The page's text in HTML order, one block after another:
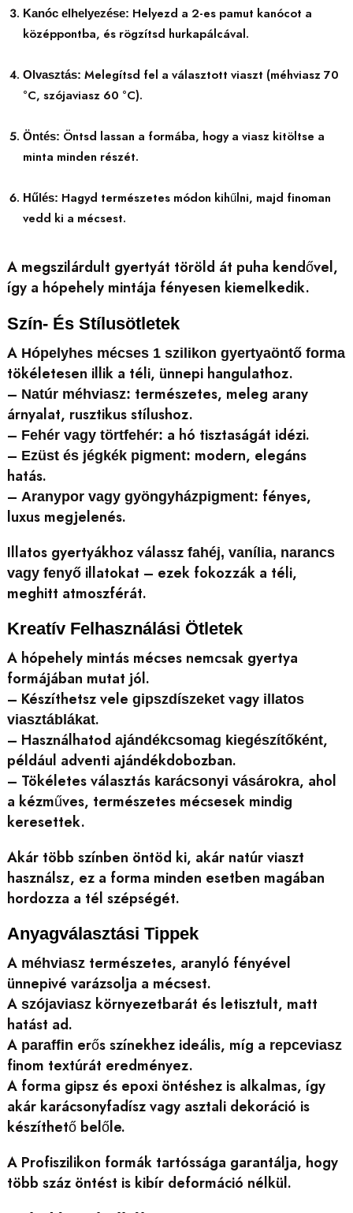
Kanóc elhelyezése: Helyezd a 2-es pamut kanócot a
középpontba, és rögzítsd hurkapálcával.
Olvasztás: Melegítsd fel a választott viaszt (méhviasz 70
°C, szójaviasz 60 °C).
Öntés: Öntsd lassan a formába, hogy a viasz kitöltse a
minta minden részét.
Hűlés: Hagyd természetes módon kihűlni, majd finoman
vedd ki a mécsest.
A megszilárdult gyertyát töröld át puha kendővel,
így a hópehely mintája fényesen kiemelkedik.
Szín- És Stílusötletek
A Hópelyhes mécses 1 szilikon gyertyaöntő forma
tökéletesen illik a téli, ünnepi hangulathoz.
– Natúr méhviasz: természetes, meleg arany
árnyalat, rusztikus stílushoz.
– Fehér vagy törtfehér: a hó tisztaságát idézi.
– Ezüst és jégkék pigment: modern, elegáns
hatás.
– Aranypor vagy gyöngyházpigment: fényes,
luxus megjelenés.
Illatos gyertyákhoz válassz fahéj, vanília, narancs
vagy fenyőillatokat – ezek fokozzák a téli,
meghitt atmoszférát.
Kreatív Felhasználási Ötletek
A hópehely mintás mécses nemcsak gyertya
formájában mutat jól.
– Készíthetsz vele gipszdíszeketvagy illatos
viasztáblákat.
– Használhatod ajándékcsomag kiegészítőként,
például adventi ajándékdobozban.
– Tökéletes választás karácsonyi vásárokra, ahol
a kézműves, természetes mécsesek mindig
keresettek.
Akár több színben öntöd ki, akár natúr viaszt
használsz, ez a forma minden esetben magában
hordozza a tél szépségét.
Anyagválasztási Tippek
A méhviasztermészetes, aranyló fényével
ünnepivé varázsolja a mécsest.
A szójaviaszkörnyezetbarát és letisztult, matt
hatást ad.
A paraffin erős színekhez ideális, míg a repceviasz
finom textúrát eredményez.
A forma gipsz és epoxi öntéshez is alkalmas, így
akár karácsonyfadísz vagy asztali dekoráció is
készíthető belőle.
A Profiszilikon formák tartóssága garantálja, hogy
több száz öntést is kibír deformáció nélkül.